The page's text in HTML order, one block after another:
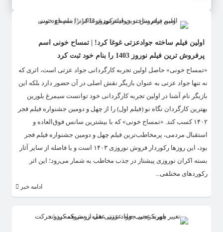
اولین فیلم ساخته جوادعزتی غوغا کرد! | تمساح خونی اسم
پرفروش ترین فیلم نوروز 1403 را بنام خود ثبت کرد
«تمساح خونی» حاصل اولین تجربه کارگردانی جواد عزتی است، اثری که
نه تنها جواد عزتی به عنوان بازیگر نقش اصلی در آن حضور دارد بلکه این
بازیگر نام آشنا در اولین تجربه کارگردانی خود توانست سیمرغ بلورین
بهترین کارگردان نگاه نو (فیلم اول) را از چهل و دومین جشنواره فیلم فجر
۱۴۰۲ کسب کند. «تمساح خونی» که با بیشترین سانس فوق‌العاده و
استقبال مردمی، پرمخاطب‌ترین فیلم چهل و دومین جشنواره فیلم فجر
بود، این روزها رکوردار فروش نوروزی ۱۴۰۳ است و با فاصله از سایر آثار
بسته اکران نوروزی پیشتاز در جذب مخاطب به شمار می‌رود؛ این اثر
رکوردهای مختلفی...
ادامه خبر